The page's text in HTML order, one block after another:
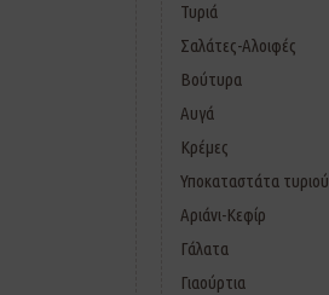
Τυριά
Σαλάτες-Αλοιφές
Βούτυρα
Αυγά
Κρέμες
Υποκαταστάτα τυριού
Αριάνι-Κεφίρ
Γάλατα
Γιαούρτια